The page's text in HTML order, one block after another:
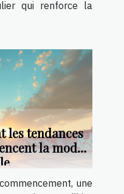
qui renforce la
les tendances
la mode
une